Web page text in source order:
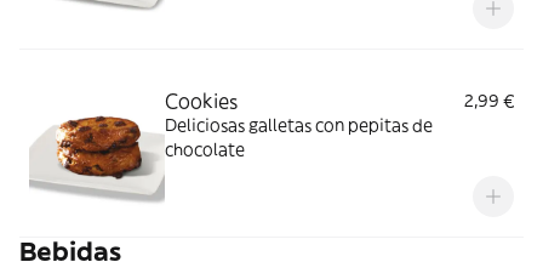
Cookies
2,99 €
Deliciosas galletas con pepitas de
chocolate
Bebidas